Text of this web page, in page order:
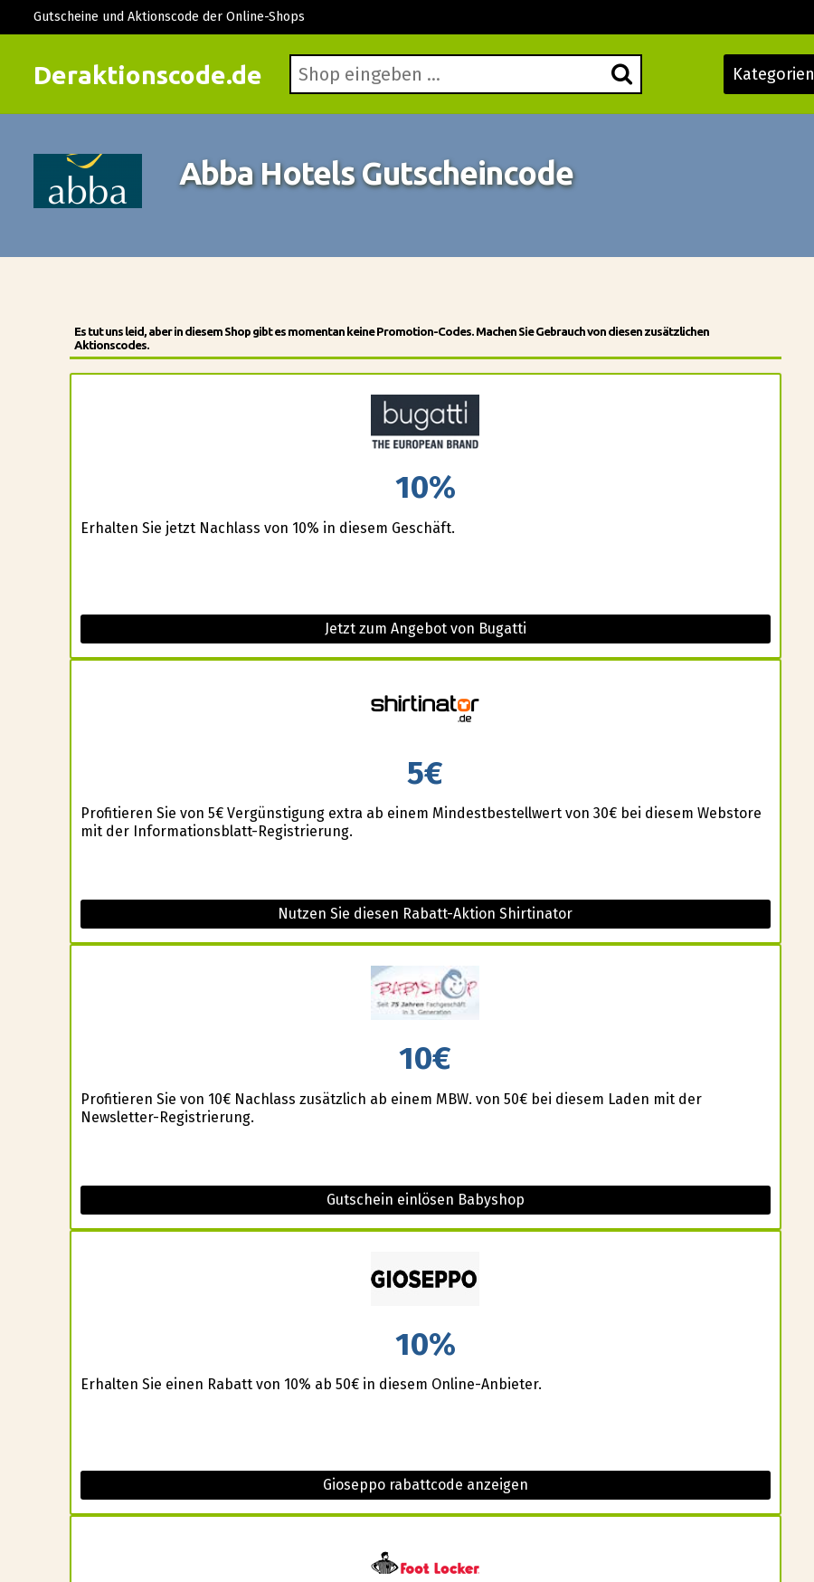
Deraktionscode.de Kategorien
Gutscheine und Aktionscode der Online-Shops
Abba Hotels Gutscheincode
Es tut uns leid, aber in diesem Shop gibt es momentan keine Promotion-Codes. Machen Sie Gebrauch von diesen zusätzlichen
Aktionscodes.
10%
Erhalten Sie jetzt Nachlass von 10% in diesem Geschäft.
Jetzt zum Angebot von Bugatti
5€
Profitieren Sie von 5€ Vergünstigung extra ab einem Mindestbestellwert von 30€ bei diesem Webstore
mit der Informationsblatt-Registrierung.
Nutzen Sie diesen Rabatt-Aktion Shirtinator
10€
Profitieren Sie von 10€ Nachlass zusätzlich ab einem MBW. von 50€ bei diesem Laden mit der
Newsletter-Registrierung.
Gutschein einlösen Babyshop
10%
Erhalten Sie einen Rabatt von 10% ab 50€ in diesem Online-Anbieter.
Gioseppo rabattcode anzeigen